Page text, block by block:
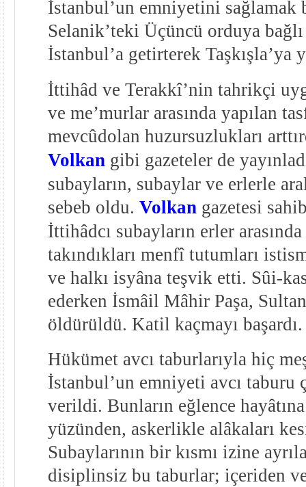
İstanbul’un emniyetini sağlamak
Selanik’teki Üçüncü orduya bağlı
İstanbul’a getirterek Taşkışla’ya
İttihâd ve Terakkî’nin tahrikçi
ve me’murlar arasında yapılan
mevcûdolan huzursuzlukları
Volkan gibi gazeteler de
subayların, subaylar ve erlerle
sebeb oldu. Volkan gazetesi
İttihâdcı subayların erler
takındıkları menfî tutumları
ve halkı isyâna teşvik etti. Sûi-
ederken İsmâil Mâhir Paşa,
öldürüldü. Katil kaçmayı başardı.
Hükümet avcı taburlarıyla hiç
İstanbul’un emniyeti avcı taburu
verildi. Bunların eğlence
yüzünden, askerlikle alâkaları
Subaylarının bir kısmı izine
disiplinsiz bu taburlar; içeriden